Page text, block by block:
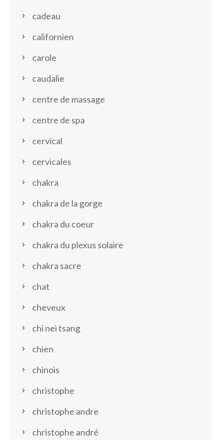
cadeau
californien
carole
caudalie
centre de massage
centre de spa
cervical
cervicales
chakra
chakra de la gorge
chakra du coeur
chakra du plexus solaire
chakra sacre
chat
cheveux
chi nei tsang
chien
chinois
christophe
christophe andre
christophe andré